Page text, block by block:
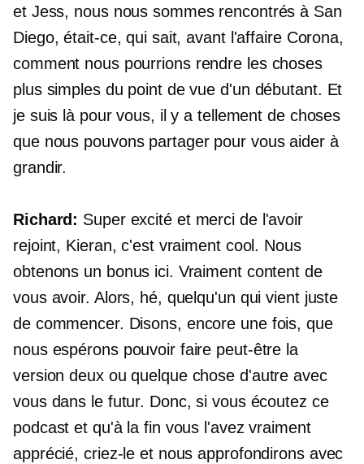
et Jess, nous nous sommes rencontrés à San
Diego, était-ce, qui sait, avant l'affaire Corona,
comment nous pourrions rendre les choses
plus simples du point de vue d'un débutant. Et
je suis là pour vous, il y a tellement de choses
que nous pouvons partager pour vous aider à
grandir.
Richard: Super excité et merci de l'avoir
rejoint, Kieran, c'est vraiment cool. Nous
obtenons un bonus ici. Vraiment content de
vous avoir. Alors, hé, quelqu'un qui vient juste
de commencer. Disons, encore une fois, que
nous espérons pouvoir faire peut-être la
version deux ou quelque chose d'autre avec
vous dans le futur. Donc, si vous écoutez ce
podcast et qu'à la fin vous l'avez vraiment
apprécié, criez-le et nous approfondirons avec